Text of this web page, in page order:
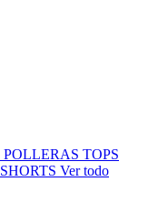
POLLERAS TOPS
SHORTS Ver todo